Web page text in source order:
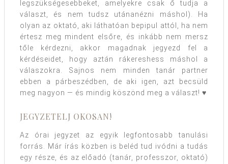
legszükségesebbeket, amelyekre csak ő tudja a
választ, és nem tudsz utánanézni máshol). Ha
olyan az oktató, aki láthatóan bepipul attól, ha nem
értesz meg mindent elsőre, és inkább nem mersz
tőle kérdezni, akkor magadnak jegyezd fel a
kérdéseidet, hogy aztán rákereshess máshol a
válaszokra. Sajnos nem minden tanár partner
ebben a párbeszédben, de aki igen, azt becsüld
meg nagyon — és mindig köszönd meg a választ! ♥
JEGYZETELJ OKOSAN!
Az órai jegyzet az egyik legfontosabb tanulási
forrás. Már írás közben is beléd tud ivódni a tudás
egy része, és az előadó (tanár, professzor, oktató)